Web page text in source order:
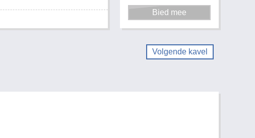
Volgende kavel